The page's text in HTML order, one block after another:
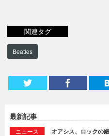
関連タグ
Beatles
最新記事
ニュース
オアシス、ロックの